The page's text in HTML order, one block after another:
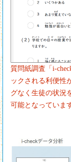
質問紙調査「i-
ックされる利便性
グなく生徒の状況
可能となっていま